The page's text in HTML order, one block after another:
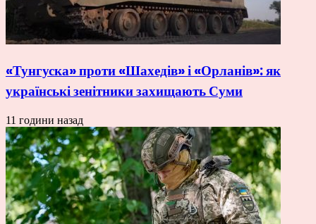
«Тунгуска» проти «Шахедів» і «Орланів»: як
українські зенітники захищають Суми
11 години назад